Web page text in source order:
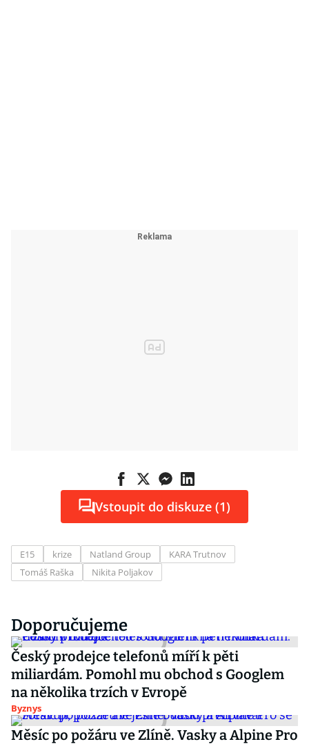
Vstoupit do diskuze (1)
E15 krize Natland Group
KARA Trutnov
Tomáš Raška
Nikita Poljakov
Doporučujeme
Český prodejce telefonů míří k pěti
miliardám. Pomohl mu obchod s Googlem
na několika trzích v Evropě
Byznys
Měsíc po požáru ve Zlíně. Vasky a Alpine Pro